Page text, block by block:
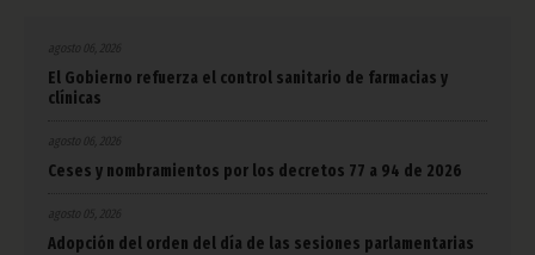
agosto 06, 2026
El Gobierno refuerza el control sanitario de farmacias y
clínicas
agosto 06, 2026
Ceses y nombramientos por los decretos 77 a 94 de 2026
Adopción del orden del día de las sesiones parlamentarias